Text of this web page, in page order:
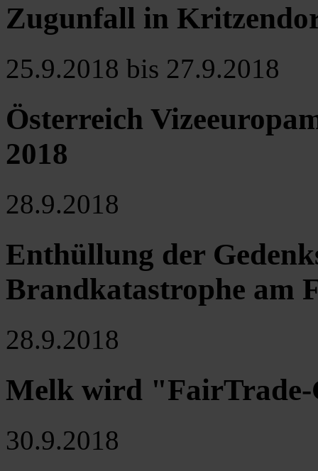
Zugunfall in
25.9.2018 bis 27.9.2018
Österreich
2018
28.9.2018
Enthüllung der
Brandkatastrophe am
28.9.2018
Melk wird "FairTrade-
30.9.2018